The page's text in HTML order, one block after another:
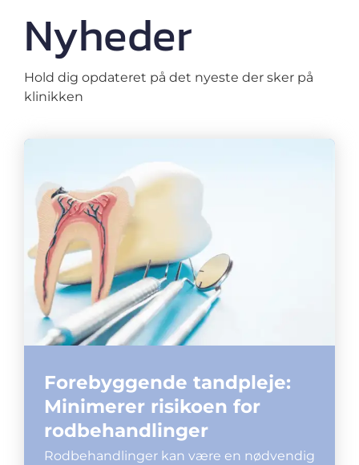
Nyheder
Hold dig opdateret på det nyeste der sker på
klinikken
Forebyggende tandpleje:
Minimerer risikoen for
rodbehandlinger
Rodbehandlinger kan være en nødvendig